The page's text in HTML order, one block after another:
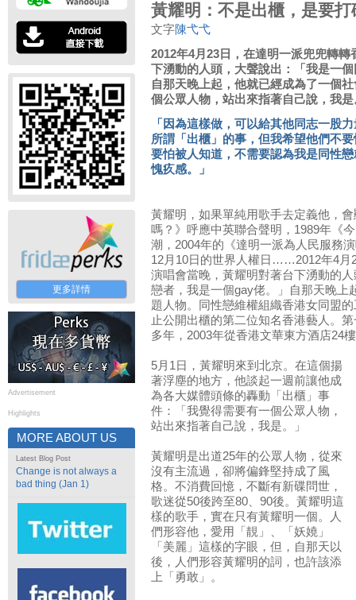
更多詳情
Advertisement
Highlights
MORE ABOUT US
Latest Blog Post
Change is not always a
bad thing (Jan 1)
黃耀明：不是出櫃，是要
文字陳弋弋
2012年4月23日，在達明一派兜兜轉
下湧動的人頭，大聲說出：「我是一
自那天晚上起，他就已經成為了一個
個公眾人物，站出來指著自己說，我是
「因為這樣做，可以給其他同志一股
所謂「出櫃」的事，但我希望他們不
要怕被人知道，不需要認為我是同性
愧疚感。」
黃耀明，如果單純用歌手去定義他，
嗎？》呼應中英聯合聲明，1989年《
潮，2004年的《達明一派為人民服務
12月10日的世界人權日……2012年4月
演唱會當晚，黃耀明對著台下湧動的
戀者，我是一個gay佬。」自那天晚上
題人物。同性戀維權組織香港女同盟
止公開出櫃的第二位知名香港藝人。
多年，2003年從香港文華東方酒店24
5月1日，黃耀明來到北京。在這個揚
著浮塵的地方，他談起一週前讓他成
為各大媒體頭條的轟動「出櫃」事
件：「我覺得需要有一個公眾人物，
站出來指著自己說，我是。」
黃耀明是出道25年的公眾人物，從來
沒有主流過，卻將偏鋒堅持成了風
格。不消費回憶，不斷有新碟問世，
歌迷從50後跨至80、90後。黃耀明這
樣的歌手，實在只有黃耀明一個。人
們形容他，愛用「靚」、「妖嬈」
「美麗」這樣的字眼，但，自那天以
後，人們形容黃耀明的詞，也許該添
上「勇敢」。